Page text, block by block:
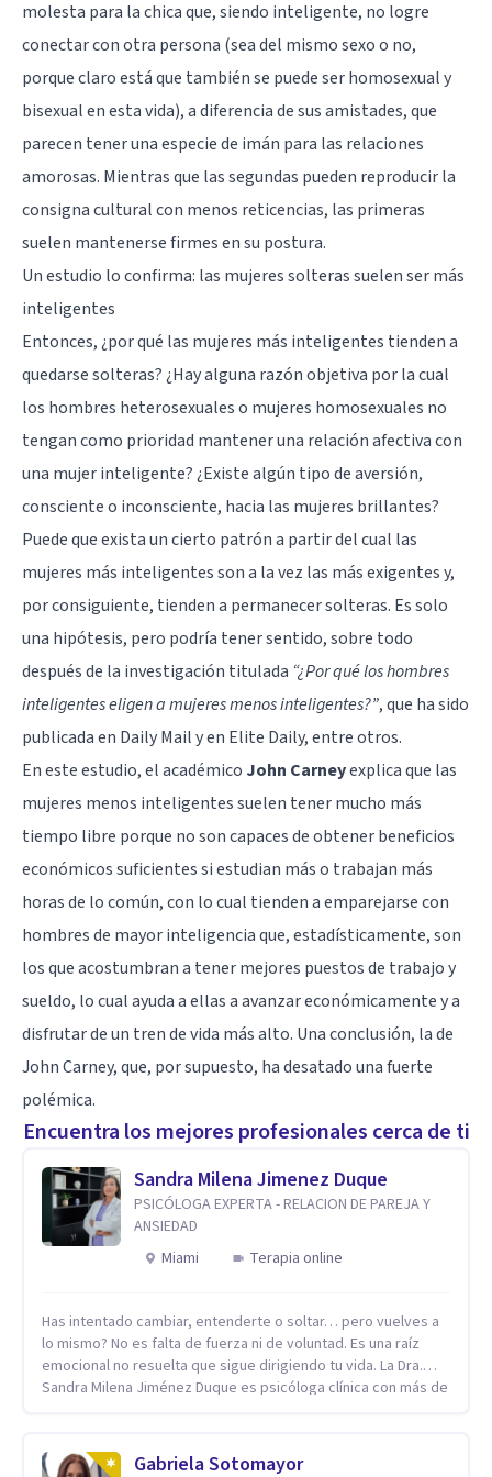
molesta para la chica que, siendo inteligente, no logre
conectar con otra persona (sea del mismo sexo o no,
porque claro está que también se puede ser homosexual y
bisexual en esta vida), a diferencia de sus amistades, que
parecen tener una especie de imán para las relaciones
amorosas. Mientras que las segundas pueden reproducir la
consigna cultural con menos reticencias, las primeras
suelen mantenerse firmes en su postura.
Un estudio lo confirma: las mujeres solteras suelen ser más
inteligentes
Entonces, ¿por qué las mujeres más inteligentes tienden a
quedarse solteras? ¿Hay alguna razón objetiva por la cual
los hombres heterosexuales o mujeres homosexuales no
tengan como prioridad mantener una relación afectiva con
una mujer inteligente? ¿Existe algún tipo de aversión,
consciente o inconsciente, hacia las mujeres brillantes?
Puede que exista un cierto patrón a partir del cual las
mujeres más inteligentes son a la vez las más exigentes y,
por consiguiente, tienden a permanecer solteras. Es solo
una hipótesis, pero podría tener sentido, sobre todo
después de la investigación titulada “¿Por qué los hombres
inteligentes eligen a mujeres menos inteligentes?”, que ha sido
publicada en Daily Mail y en Elite Daily, entre otros.
En este estudio, el académico John Carneyexplica que las
mujeres menos inteligentes suelen tener mucho más
tiempo libre porque no son capaces de obtener beneficios
económicos suficientes si estudian más o trabajan más
horas de lo común, con lo cual tienden a emparejarse con
hombres de mayor inteligencia que, estadísticamente, son
los que acostumbran a tener mejores puestos de trabajo y
sueldo, lo cual ayuda a ellas a avanzar económicamente y a
disfrutar de un tren de vida más alto. Una conclusión, la de
John Carney, que, por supuesto, ha desatado una fuerte
polémica.
Encuentra los mejores profesionales cerca de ti
Sandra Milena Jimenez Duque
PSICÓLOGA EXPERTA - RELACION DE PAREJA Y
ANSIEDAD
Miami
Terapia online
Has intentado cambiar, entenderte o soltar… pero vuelves a
lo mismo? No es falta de fuerza ni de voluntad. Es una raíz
emocional no resuelta que sigue dirigiendo tu vida. La Dra.
Sandra Milena Jiménez Duque es psicóloga clínica con más de
ansiedad, la baja autoestima, la dependencia emocional y los
Gabriela Sotomayor